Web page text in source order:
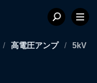
/ 高電圧アンプ /
5kV